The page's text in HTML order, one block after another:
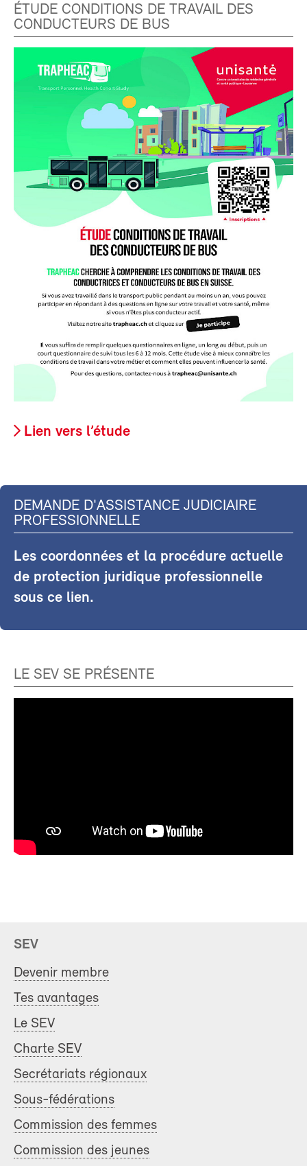
ÉTUDE CONDITIONS DE TRAVAIL DES
CONDUCTEURS DE BUS
Lien vers l’étude
DEMANDE D'ASSISTANCE JUDICIAIRE
PROFESSIONNELLE
Les coordonnées et la procédure actuelle
de protection juridique professionnelle
sous ce lien.
LE SEV SE PRÉSENTE
SEV
Devenir membre
Tes avantages
Le SEV
Charte SEV
Secrétariats régionaux
Sous-fédérations
Commission des femmes
Commission des jeunes